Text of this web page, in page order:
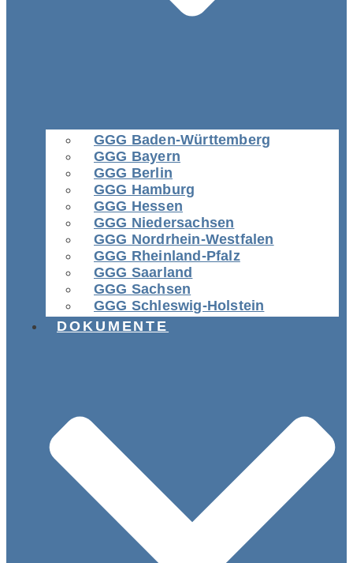
GGG Baden-Württemberg
GGG Bayern
GGG Berlin
GGG Hamburg
GGG Hessen
GGG Niedersachsen
GGG Nordrhein-Westfalen
GGG Rheinland-Pfalz
GGG Saarland
GGG Sachsen
GGG Schleswig-Holstein
DOKUMENTE